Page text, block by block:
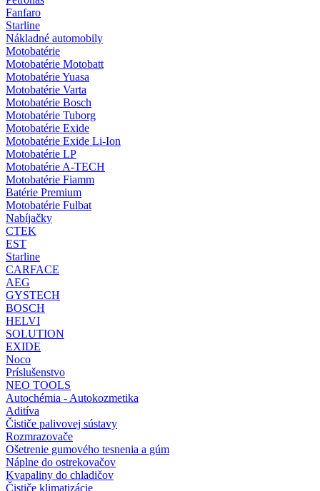
Fanfaro
Starline
Nákladné automobily
Motobatérie
Motobatérie Motobatt
Motobatérie Yuasa
Motobatérie Varta
Motobatérie Bosch
Motobatérie Tuborg
Motobatérie Exide
Motobatérie Exide Li-Ion
Motobatérie LP
Motobatérie A-TECH
Motobatérie Fiamm
Batérie Premium
Motobatérie Fulbat
Nabíjačky
CTEK
EST
Starline
CARFACE
AEG
GYSTECH
BOSCH
HELVI
SOLUTION
EXIDE
Noco
Príslušenstvo
NEO TOOLS
Autochémia - Autokozmetika
Aditíva
Čističe palivovej sústavy
Rozmrazovače
Ošetrenie gumového tesnenia a gúm
Náplne do ostrekovačov
Kvapaliny do chladičov
Čističe klimatizácie